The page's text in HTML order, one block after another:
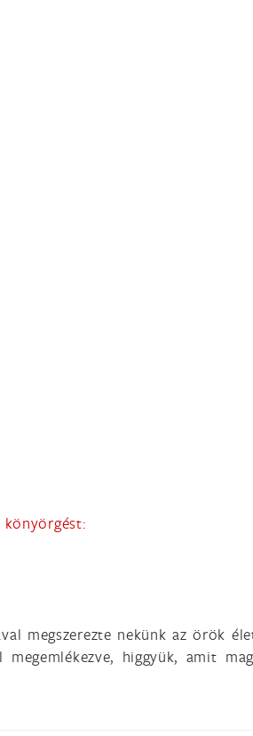
megszerezte nekünk az örök
higgyük, amit